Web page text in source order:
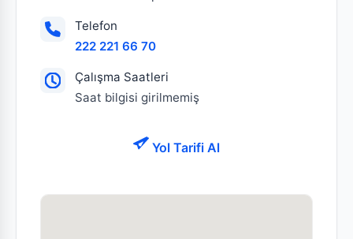
Telefon
222 221 66 70
Çalışma Saatleri
Saat bilgisi girilmemiş
Yol Tarifi Al